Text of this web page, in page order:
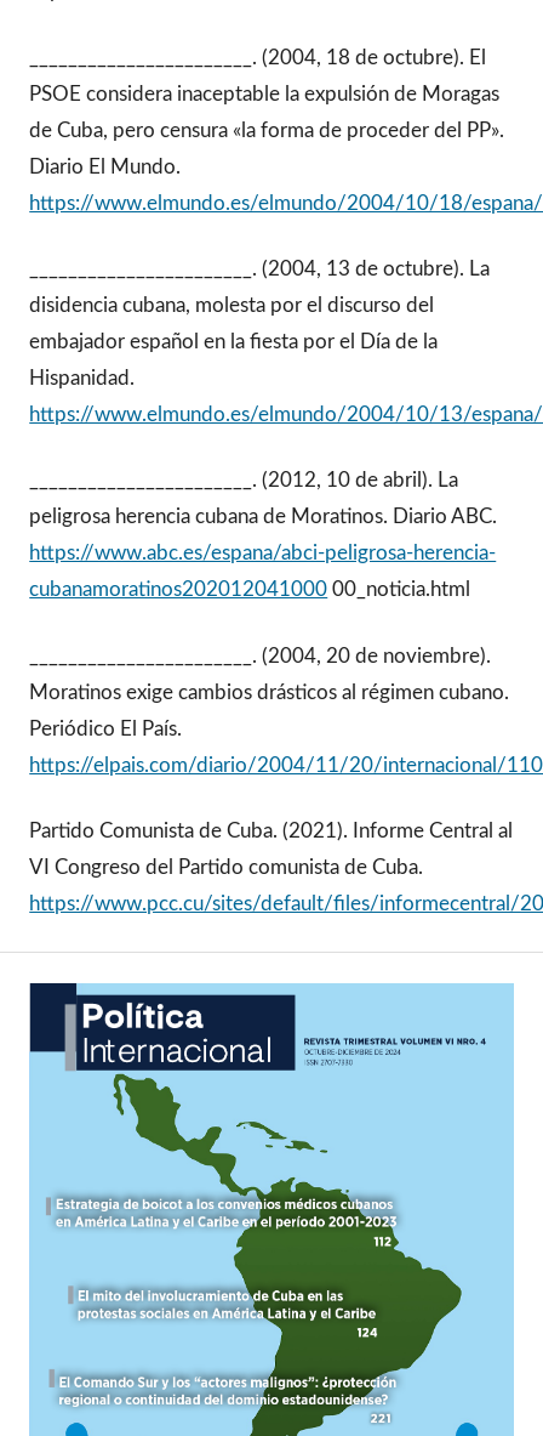
_______________________. (2004, 18 de octubre). El
PSOE considera inaceptable la expulsión de Moragas
de Cuba, pero censura «la forma de proceder del PP».
Diario El Mundo.
https://www.elmundo.es/elmundo/2004/10/18/
_______________________. (2004, 13 de octubre). La
disidencia cubana, molesta por el discurso del
embajador español en la fiesta por el Día de la
Hispanidad.
https://www.elmundo.es/elmundo/2004/10/13/
_______________________. (2012, 10 de abril). La
peligrosa herencia cubana de Moratinos. Diario ABC.
https://www.abc.es/espana/abci-peligrosa-herencia-
cubanamoratinos202012041000 00_noticia.html
_______________________. (2004, 20 de noviembre).
Moratinos exige cambios drásticos al régimen cubano.
Periódico El País.
https://elpais.com/diario/2004/11/20/internacional/
Partido Comunista de Cuba. (2021). Informe Central al
VI Congreso del Partido comunista de Cuba.
https://www.pcc.cu/sites/default/files/informecentral/